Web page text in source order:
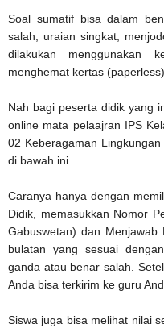
Soal sumatif bisa dalam
salah, uraian singkat,
dilakukan menggunakan
menghemat kertas
Nah bagi peserta didik yang
online mata pelaajran IPS
02 Keberagaman
di bawah ini.
Caranya hanya dengan
Didik, memasukkan Nomor
Gabuswetan) dan
bulatan yang sesuai
ganda atau benar salah.
Anda bisa terkirim ke guru
Siswa juga bisa melihat nilai